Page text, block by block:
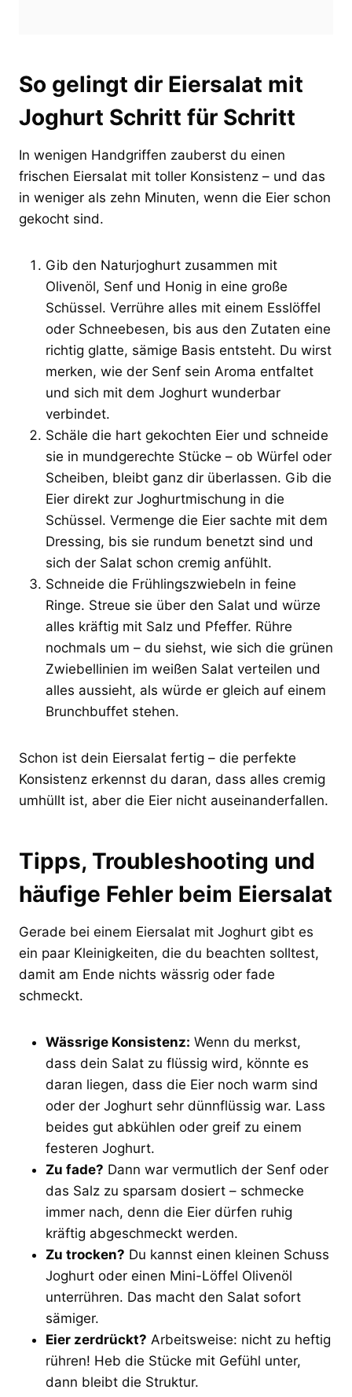
So gelingt dir Eiersalat mit
Joghurt Schritt für Schritt
In wenigen Handgriffen zauberst du einen
frischen Eiersalat mit toller Konsistenz – und das
in weniger als zehn Minuten, wenn die Eier schon
gekocht sind.
Gib den Naturjoghurt zusammen mit
Olivenöl, Senf und Honig in eine große
Schüssel. Verrühre alles mit einem Esslöffel
oder Schneebesen, bis aus den Zutaten eine
richtig glatte, sämige Basis entsteht. Du wirst
merken, wie der Senf sein Aroma entfaltet
und sich mit dem Joghurt wunderbar
verbindet.
Schäle die hart gekochten Eier und schneide
sie in mundgerechte Stücke – ob Würfel oder
Scheiben, bleibt ganz dir überlassen. Gib die
Eier direkt zur Joghurtmischung in die
Schüssel. Vermenge die Eier sachte mit dem
Dressing, bis sie rundum benetzt sind und
sich der Salat schon cremig anfühlt.
Schneide die Frühlingszwiebeln in feine
Ringe. Streue sie über den Salat und würze
alles kräftig mit Salz und Pfeffer. Rühre
nochmals um – du siehst, wie sich die grünen
Zwiebellinien im weißen Salat verteilen und
alles aussieht, als würde er gleich auf einem
Brunchbuffet stehen.
Schon ist dein Eiersalat fertig – die perfekte
Konsistenz erkennst du daran, dass alles cremig
umhüllt ist, aber die Eier nicht auseinanderfallen.
Tipps, Troubleshooting und
häufige Fehler beim Eiersalat
Gerade bei einem Eiersalat mit Joghurt gibt es
ein paar Kleinigkeiten, die du beachten solltest,
damit am Ende nichts wässrig oder fade
schmeckt.
Wässrige Konsistenz: Wenn du merkst,
dass dein Salat zu flüssig wird, könnte es
daran liegen, dass die Eier noch warm sind
oder der Joghurt sehr dünnflüssig war. Lass
beides gut abkühlen oder greif zu einem
festeren Joghurt.
Zu fade? Dann war vermutlich der Senf oder
das Salz zu sparsam dosiert – schmecke
immer nach, denn die Eier dürfen ruhig
kräftig abgeschmeckt werden.
Zu trocken? Du kannst einen kleinen Schuss
Joghurt oder einen Mini-Löffel Olivenöl
unterrühren. Das macht den Salat sofort
sämiger.
Eier zerdrückt? Arbeitsweise: nicht zu heftig
rühren! Heb die Stücke mit Gefühl unter,
dann bleibt die Struktur.